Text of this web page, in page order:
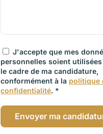
J'accepte que mes
personnelles soient utilisées
le cadre de ma candidature,
conformément à la politique
confidentialité. *
Envoyer ma